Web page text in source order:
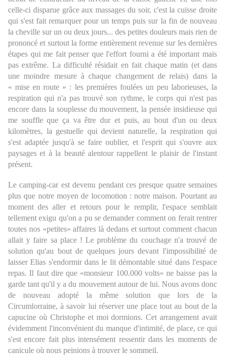
celle-ci disparue grâce aux massages du soir, c'est la cuisse droite
qui s'est fait remarquer pour un temps puis sur la fin de nouveau
la cheville sur un ou deux jours... des petites douleurs mais rien de
prononcé et surtout la forme entièrement revenue sur les dernières
étapes qui me fait penser que l'effort fourni a été important mais
pas extrême. La difficulté résidait en fait chaque matin (et dans
une moindre mesure à chaque changement de relais) dans la
« mise en route » : les premières foulées un peu laborieuses, la
respiration qui n'a pas trouvé son rythme, le corps qui n'est pas
encore dans la souplesse du mouvement, la pensée insidieuse qui
me souffle que ça va être dur et puis, au bout d'un ou deux
kilomètres, la gestuelle qui devient naturelle, la respiration qui
s'est adaptée jusqu'à se faire oublier, et l'esprit qui s'ouvre aux
paysages et à la beauté alentour rappellent le plaisir de l'instant
présent.
Le camping-car est devenu pendant ces presque quatre semaines
plus que notre moyen de locomotion : notre maison. Pourtant au
moment des aller et retours pour le remplir, l'espace semblait
tellement exigu qu'on a pu se demander comment on ferait rentrer
toutes nos «petites» affaires là dedans et surtout comment chacun
allait y faire sa place ! Le problème du couchage n'a trouvé de
solution qu'au bout de quelques jours devant l'impossibilité de
laisser Elias s'endormir dans le lit démontable situé dans l'espace
repas. Il faut dire que «monsieur 100.000 volts» ne baisse pas la
garde tant qu'il y a du mouvement autour de lui. Nous avons donc
de nouveau adopté la même solution que lors de la
Circumlorraine, à savoir lui réserver une place tout au bout de la
capucine où Christophe et moi dormions. Cet arrangement avait
évidemment l'inconvénient du manque d'intimité, de place, ce qui
s'est encore fait plus intensément ressentir dans les moments de
canicule où nous peinions à trouver le sommeil.